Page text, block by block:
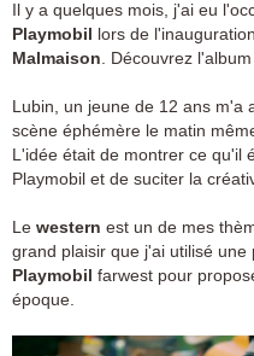
Il y a quelques mois, j'ai eu
Playmobil lors de
Malmaison . Découvrez
Lubin, un jeune de 12 ans m'a
scène éphémère le matin
L'idée était de montrer ce qu'il
Playmobil et de suciter la
Le western est un de mes
grand plaisir que j'ai utilisé
Playmobil farwest pour
époque.